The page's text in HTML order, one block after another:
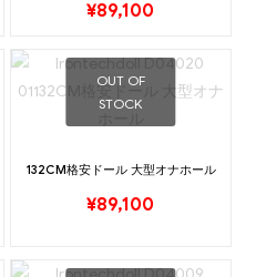
¥89,100
OUT OF
STOCK
132CM格安ドール 大型オナホール
¥89,100